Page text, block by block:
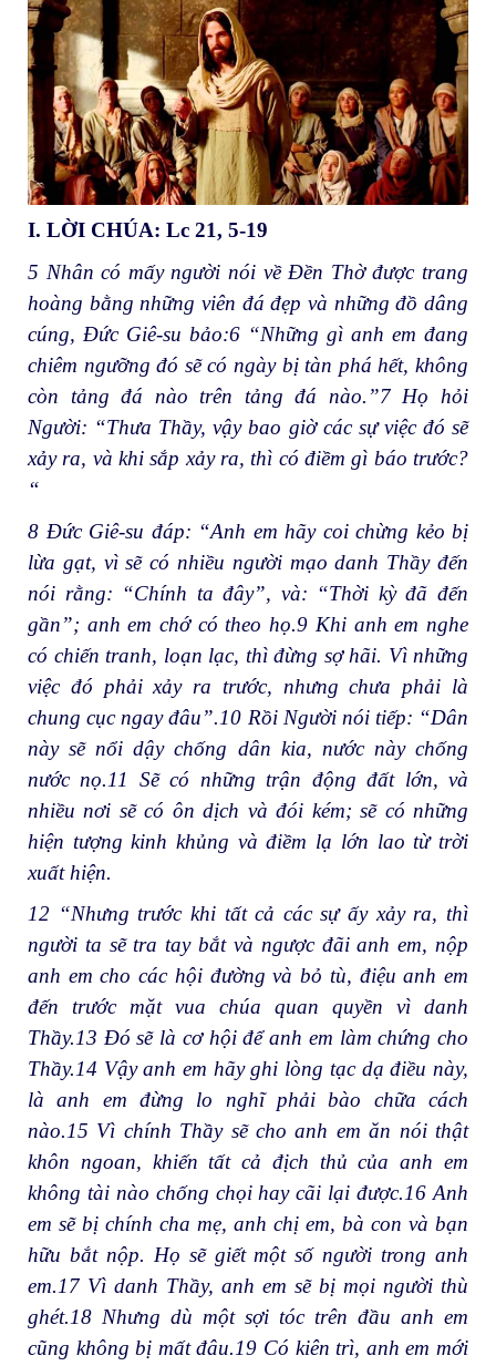
I. LỜI CHÚA: Lc 21, 5-19
5 Nhân có mấy người nói về Đền Thờ được trang
hoàng bằng những viên đá đẹp và những đồ dâng
cúng, Đức Giê-su bảo:6 “Những gì anh em đang
chiêm ngưỡng đó sẽ có ngày bị tàn phá hết, không
còn tảng đá nào trên tảng đá nào.”7Họ hỏi
Người: “Thưa Thầy, vậy bao giờ các sự việc đó sẽ
xảy ra, và khi sắp xảy ra, thì có điềm gì báo trước?
“
8 Đức Giê-su đáp: “Anh em hãy coi chừng kẻo bị
lừa gạt, vì sẽ có nhiều người mạo danh Thầy đến
nói rằng: “Chính ta đây”, và: “Thời kỳ đã đến
gần”; anh em chớ có theo họ.9 Khi anh em nghe
có chiến tranh, loạn lạc, thì đừng sợ hãi. Vì những
việc đó phải xảy ra trước, nhưng chưa phải là
chung cục ngay đâu”.10 Rồi Người nói tiếp: “Dân
này sẽ nổi dậy chống dân kia, nước này chống
nước nọ.11
Sẽ có những trận động đất lớn, và
nhiều nơi sẽ có ôn dịch và đói kém; sẽ có những
hiện tượng kinh khủng và điềm lạ lớn lao từ trời
xuất hiện.
12 “Nhưng trước khi tất cả các sự ấy xảy ra, thì
người ta sẽ tra tay bắt và ngược đãi anh em, nộp
anh em cho các hội đường và bỏ tù, điệu anh em
đến trước mặt vua chúa quan quyền vì danh
Thầy.13 Đó sẽ là cơ hội để anh em làm chứng cho
Thầy.14 Vậy anh em hãy ghi lòng tạc dạ điều này,
là anh em đừng lo nghĩ phải bào chữa cách
nào.15 Vì chính Thầy sẽ cho anh em ăn nói thật
khôn ngoan, khiến tất cả địch thủ của anh em
không tài nào chống chọi hay cãi lại được.16 Anh
em sẽ bị chính cha mẹ, anh chị em, bà con và bạn
hữu bắt nộp. Họ sẽ giết một số người trong anh
em.17 Vì danh Thầy, anh em sẽ bị mọi người thù
ghét.18 Nhưng dù một sợi tóc trên đầu anh em
cũng không bị mất đâu.19 Có kiên trì, anh em mới